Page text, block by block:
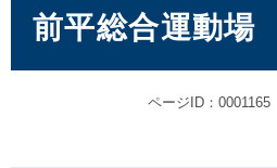
前平総合運動場
ページID：0001165